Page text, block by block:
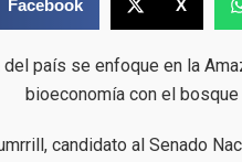
Facebook X
país se enfoque en la
bioeconomía con el bosque
candidato al Senado